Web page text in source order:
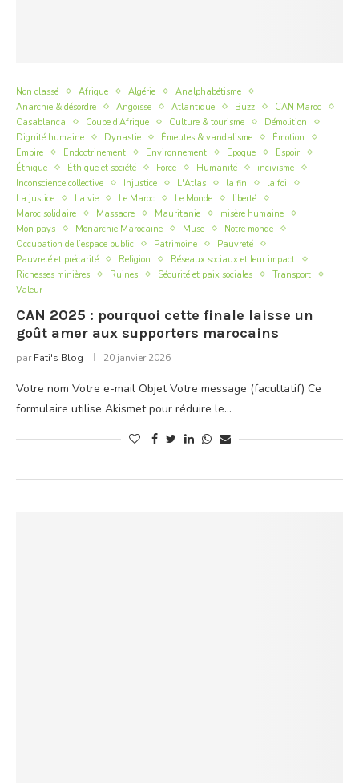
Non classé Afrique Algérie
Analphabétisme
Anarchie & désordre
Angoisse Atlantique Buzz
CAN Maroc
Casablanca
Coupe d’Afrique Culture & tourisme
Démolition
Dignité humaine
Dynastie Émeutes & vandalisme
Émotion
Empire
Endoctrinement Environnement Epoque
Espoir
Éthique
Éthique et société Force Humanité
incivisme
Inconscience collective
Injustice L'Atlas la fin
la foi
La justice
La vie Le Maroc Le Monde
liberté
Maroc solidaire
Massacre Mauritanie
misère humaine
Mon pays
Monarchie Marocaine Muse
Notre monde
Occupation de l’espace public
Patrimoine
Pauvreté
Pauvreté et précarité
Religion
Réseaux sociaux et leur impact
Richesses minières
Ruines Sécurité et paix sociales
Transport
Valeur
CAN 2025 : pourquoi cette finale laisse un
goût amer aux supporters marocains
par Fati's Blog 20 janvier 2026
Votre nom Votre e-mail Objet Votre message (facultatif) Ce
formulaire utilise Akismet pour réduire le…